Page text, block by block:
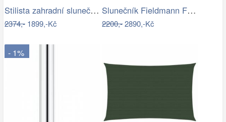
Stilista zahradní slunečník LED s…
2374,-1899,-Kč
Slunečník Fieldmann FDZN 4014
2200,-2890,-Kč
- 1%